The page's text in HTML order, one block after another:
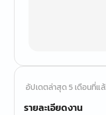
อัปเดตล่าสุด 5 เดือนที่แ
รายละเอียดงาน